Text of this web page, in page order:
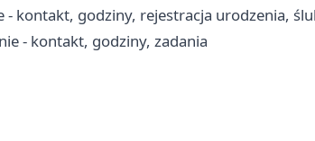
- kontakt, godziny, rejestracja urodzenia,
- kontakt, godziny, zadania